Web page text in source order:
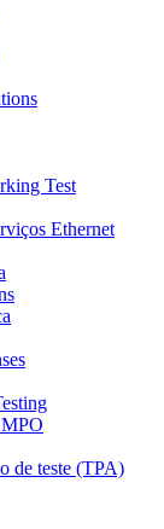
Test
Ethernet
MPO
de teste (TPA)